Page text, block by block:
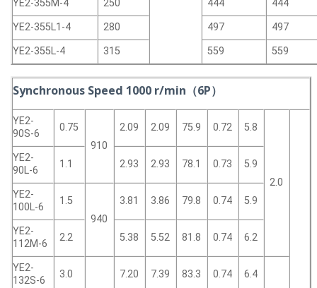
YE2-355M-4
250 444
444
YE2-355L1-4
280 497
497
YE2-355L-4
315 559 559
Synchronous Speed 1000 r/min（6P）
YE2-
90S-6
0.75
910
2.09 2.09 75.9 0.72 5.8
2.0
YE2-
90L-6
1.1 2.93 2.93 78.1 0.73 5.9
YE2-
100L-6
1.5
940
3.81 3.86 79.8 0.74 5.9
YE2-
112M-6
2.2 5.38 5.52 81.8 0.74 6.2
YE2-
132S-6
3.0 7.20 7.39 83.3 0.74 6.4